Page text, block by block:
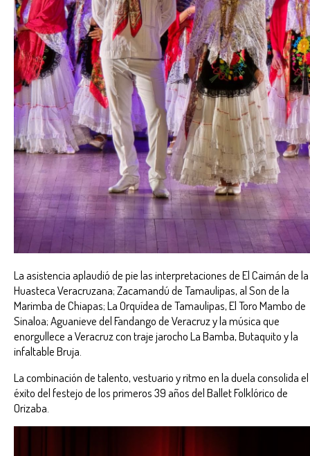
La asistencia aplaudió de pie las interpretaciones de El Caimán de la
Huasteca Veracruzana; Zacamandú de Tamaulipas, al Son de la
Marimba de Chiapas; La Orquídea de Tamaulipas, El Toro Mambo de
Sinaloa; Aguanieve del Fandango de Veracruz y la música que
enorgullece a Veracruz con traje jarocho La Bamba, Butaquito y la
infaltable Bruja.
La combinación de talento, vestuario y ritmo en la duela consolida el
éxito del festejo de los primeros 39 años del Ballet Folklórico de
Orizaba.